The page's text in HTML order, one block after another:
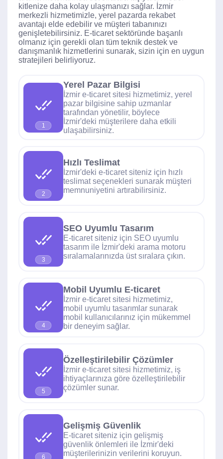
kitlenize daha kolay ulaşmanızı sağlar. İzmir
merkezli hizmetimizle, yerel pazarda rekabet
avantajı elde edebilir ve müşteri tabanınızı
genişletebilirsiniz. E-ticaret sektöründe başarılı
olmanız için gerekli olan tüm teknik destek ve
danışmanlık hizmetlerini sunarak, sizin için en uygun
stratejileri belirliyoruz.
1
Yerel Pazar Bilgisi
İzmir e-ticaret sitesi hizmetimiz, yerel
pazar bilgisine sahip uzmanlar
tarafından yönetilir, böylece
İzmir'deki müşterilere daha etkili
ulaşabilirsiniz.
2
Hızlı Teslimat
İzmir'deki e-ticaret siteniz için hızlı
teslimat seçenekleri sunarak müşteri
memnuniyetini artırabilirsiniz.
3
SEO Uyumlu Tasarım
E-ticaret siteniz için SEO uyumlu
tasarım ile İzmir'deki arama motoru
sıralamalarınızda üst sıralara çıkın.
4
Mobil Uyumlu E-ticaret
İzmir e-ticaret sitesi hizmetimiz,
mobil uyumlu tasarımlar sunarak
mobil kullanıcılarınız için mükemmel
bir deneyim sağlar.
5
Özelleştirilebilir Çözümler
İzmir e-ticaret sitesi hizmetimiz, iş
ihtiyaçlarınıza göre özelleştirilebilir
çözümler sunar.
6
Gelişmiş Güvenlik
E-ticaret siteniz için gelişmiş
güvenlik önlemleri ile İzmir'deki
müşterilerinizin verilerini koruyun.